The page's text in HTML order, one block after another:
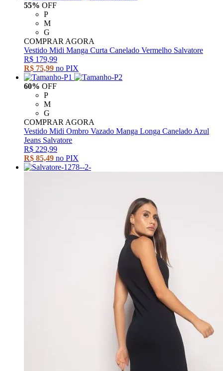
55% OFF
P
M
G
COMPRAR AGORA
Vestido Midi Manga Curta Canelado Vermelho Salvatore
R$ 179,99
R$ 75,99 no PIX
60% OFF
P
M
G
COMPRAR AGORA
Vestido Midi Ombro Vazado Manga Longa Canelado Azul
Jeans Salvatore
R$ 229,99
R$ 85,49 no PIX